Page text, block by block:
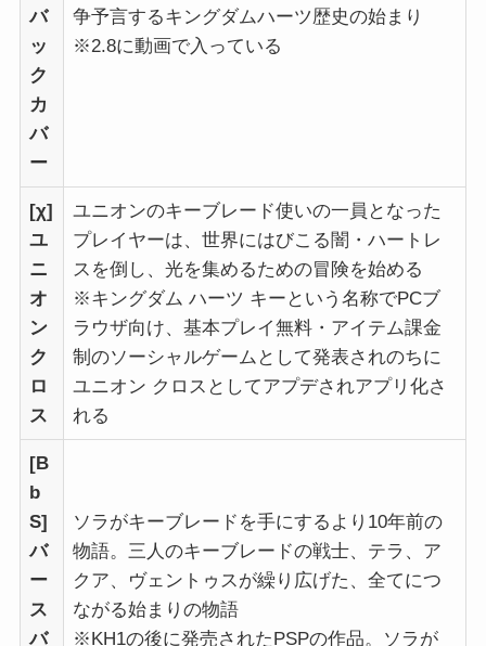
バ
ッ
ク
カ
バ
ー
争予言するキングダムハーツ歴史の始まり
※2.8に動画で入っている
[χ]
ユ
ニ
オ
ン
ク
ロ
ス
ユニオンのキーブレード使いの一員となった
プレイヤーは、世界にはびこる闇・ハートレ
スを倒し、光を集めるための冒険を始める
※キングダム ハーツ キーという名称でPCブ
ラウザ向け、基本プレイ無料・アイテム課金
制のソーシャルゲームとして発表されのちに
ユニオン クロスとしてアプデされアプリ化さ
れる
[B
b
S]
バ
ー
ス
バ
ソラがキーブレードを手にするより10年前の
物語。三人のキーブレードの戦士、テラ、ア
クア、ヴェントゥスが繰り広げた、全てにつ
ながる始まりの物語
※KH1の後に発売されたPSPの作品。ソラが